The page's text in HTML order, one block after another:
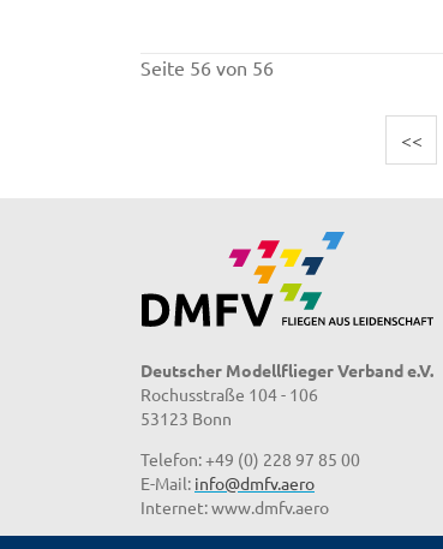
Seite 56 von 56
<<
Deutscher Modellflieger Verband e.V.
Rochusstraße 104 - 106
53123 Bonn
Telefon: +49 (0) 228 97 85 00
E-Mail: info@dmfv.aero
Internet: www.dmfv.aero